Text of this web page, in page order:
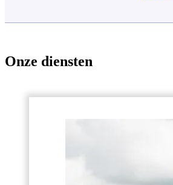
Onze diensten